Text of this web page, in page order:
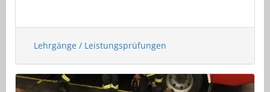
Lehrgänge / Leistungsprüfungen